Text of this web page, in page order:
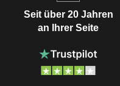
Seit über 20 Jahren
an Ihrer Seite